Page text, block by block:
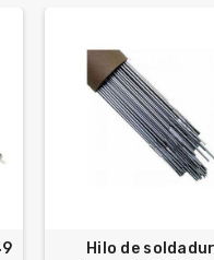
Hilo de